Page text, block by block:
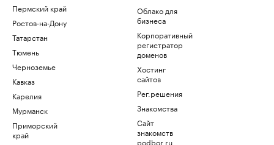
Пермский край
Ростов-на-Дону
Татарстан
Тюмень
Черноземье
Кавказ
Карелия
Мурманск
Приморский
край
Облако для
бизнеса
Корпоративный
регистратор
доменов
Хостинг
сайтов
Рег.решения
Знакомства
Сайт
знакомств
podbor.ru